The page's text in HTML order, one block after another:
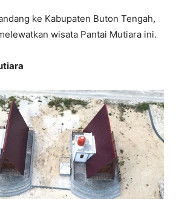
ke Kabupaten Buton Tengah,
wisata Pantai Mutiara ini.